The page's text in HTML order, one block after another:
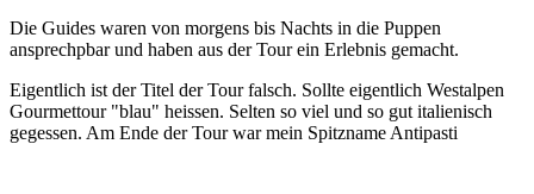
Die Guides waren von morgens bis Nachts in die Puppen
ansprechpbar und haben aus der Tour ein Erlebnis gemacht.
Eigentlich ist der Titel der Tour falsch. Sollte eigentlich Westalpen
Gourmettour "blau" heissen. Selten so viel und so gut italienisch
gegessen. Am Ende der Tour war mein Spitzname Antipasti